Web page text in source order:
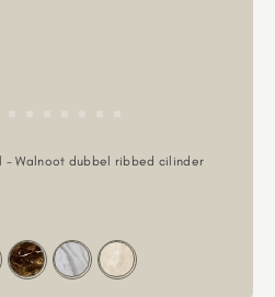
- Walnoot dubbel ribbed cilinder